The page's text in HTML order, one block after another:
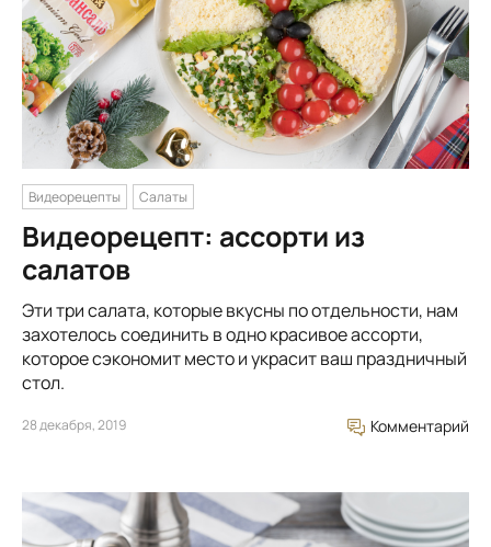
Видеорецепты Салаты
Видеорецепт: ассорти из
салатов
Эти три салата, которые вкусны по отдельности, нам
захотелось соединить в одно красивое ассорти,
которое сэкономит место и украсит ваш праздничный
стол.
28 декабря, 2019 Комментарий